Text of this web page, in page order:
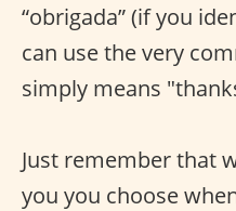
“obrigada” (if you
can use the very
simply means
Just remember that
you you choose